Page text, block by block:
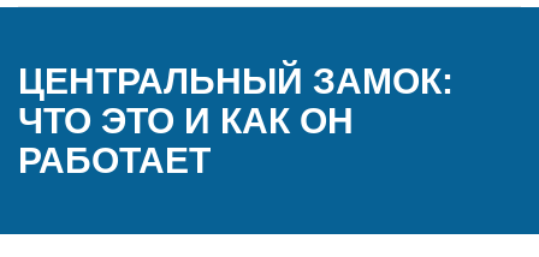
ЦЕНТРАЛЬНЫЙ ЗАМОК:
ЧТО ЭТО И КАК ОН
РАБОТАЕТ